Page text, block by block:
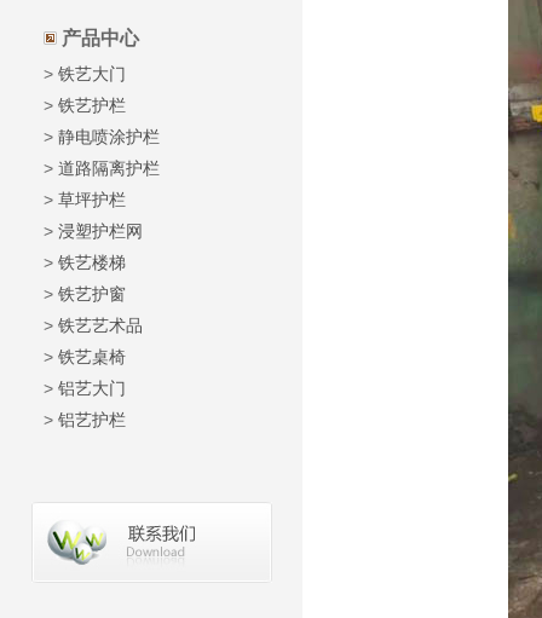
产品中心
> 铁艺大门
> 铁艺护栏
> 静电喷涂护栏
> 道路隔离护栏
> 草坪护栏
> 浸塑护栏网
> 铁艺楼梯
> 铁艺护窗
> 铁艺艺术品
> 铁艺桌椅
> 铝艺大门
> 铝艺护栏